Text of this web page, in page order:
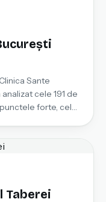
Sante
cele 191 de
forte, cele
a programa o
Taberei